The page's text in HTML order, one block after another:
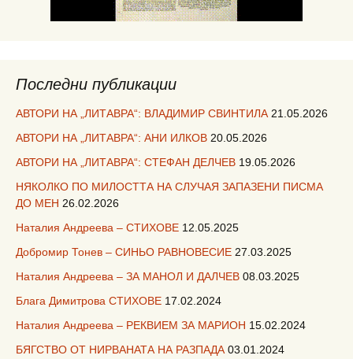
Последни публикации
АВТОРИ НА „ЛИТАВРА“: ВЛАДИМИР СВИНТИЛА 21.05.2026
АВТОРИ НА „ЛИТАВРА“: АНИ ИЛКОВ 20.05.2026
АВТОРИ НА „ЛИТАВРА“: СТЕФАН ДЕЛЧЕВ 19.05.2026
НЯКОЛКО ПО МИЛОСТТА НА СЛУЧАЯ ЗАПАЗЕНИ ПИСМА
ДО МЕН 26.02.2026
Наталия Андреева – СТИХОВЕ 12.05.2025
Добромир Тонев – СИНЬО РАВНОВЕСИЕ 27.03.2025
Наталия Андреева – ЗА МАНОЛ И ДАЛЧЕВ 08.03.2025
Блага Димитрова СТИХОВЕ 17.02.2024
Наталия Андреева – РЕКВИЕМ ЗА МАРИОН 15.02.2024
БЯГСТВО ОТ НИРВАНАТА НА РАЗПАДА 03.01.2024